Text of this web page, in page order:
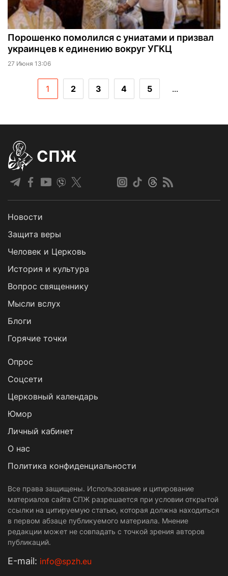
Порошенко помолился с униатами и призвал
украинцев к единению вокруг УГКЦ
27 Июня 13:06
1 2 3 4 5 ...
СПЖ
Новости
Защита веры
Человек и Церковь
История и культура
Вопрос священнику
Мысли вслух
Блоги
Горячие точки
Опрос
Cоцсети
Церковный календарь
Юмор
Личный кабинет
О нас
Политика конфиденциальности
Все права защищены. Использование и цитирование
материалов сайта СПЖ разрешается при условии открытой
ссылки на цитируемую статью, которая должна находиться
в первом абзаце публикуемого материала. Мнение
редакции может не совпадать с точкой зрения авторов
публикаций.
Е-mail: info@spzh.eu